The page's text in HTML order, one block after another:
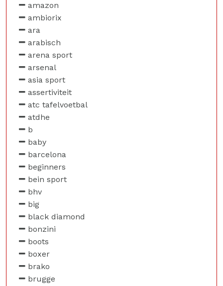
amazon
ambiorix
ara
arabisch
arena sport
arsenal
asia sport
assertiviteit
atc tafelvoetbal
atdhe
b
baby
barcelona
beginners
bein sport
bhv
big
black diamond
bonzini
boots
boxer
brako
brugge